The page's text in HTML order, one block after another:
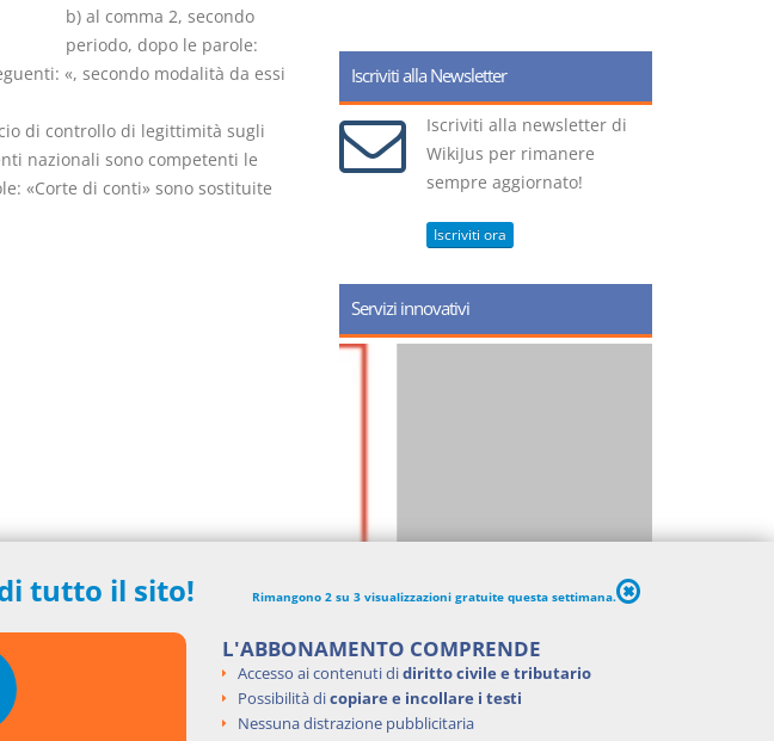
b) al comma 2, secondo
periodo, dopo le parole:
«, secondo modalità da essi
di controllo di legittimità sugli
nazionali sono competenti le
«Corte di conti» sono sostituite
Iscriviti alla Newsletter
Iscriviti alla newsletter di
WikiJus per rimanere
sempre aggiornato!
Iscriviti ora
Servizi innovativi
tutto il sito! Rimangono 2 su 3 visualizzazioni gratuite questa settimana.
L'ABBONAMENTO COMPRENDE
Accesso ai contenuti didiritto civile e tributario
Possibilità dicopiare e incollare i testi
Nessuna distrazione pubblicitaria